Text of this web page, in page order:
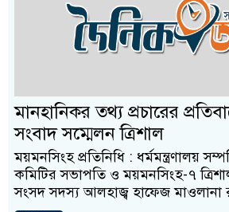
মানহানিকর তথ্য প্রচারের
সংবাদ সম্মেলন ত্রিশাল
ময়মনসিংহ প্রতিনিধি : ধর্মমন্ত্রণালয়
কমিটির সভাপতি ও ময়মনসিংহ-৭
সংসদ সদস্য আলহাজ্ব হাফেজ